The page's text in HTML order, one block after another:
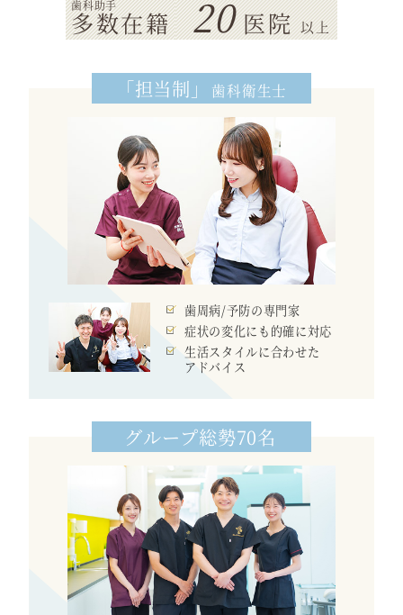
歯科助手
多数在籍 20 医院以上
「担当制」 歯科衛生士
歯周病/予防の専門家
症状の変化にも的確に対応
生活スタイルに合わせた
アドバイス
グループ総勢70名